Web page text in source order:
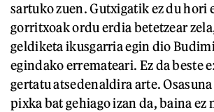
sartuko zuen. Gutxigatik ez du hori
gorritxoak ordu erdia betetzear
geldiketa ikusgarria egin dio
egindako erremateari. Ez da beste
gertatu atsedenaldira arte.
pixka bat gehiago izan da, baina ez